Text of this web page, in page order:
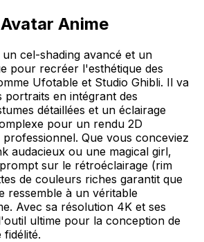
Anime
cel-shading avancé et un
pour recréer l'esthétique des
Ufotable et Studio Ghibli. Il va
portraits en intégrant des
détaillées et un éclairage
pour un rendu 2D
Que vous conceviez
audacieux ou une magical girl,
sur le rétroéclairage (rim
de couleurs riches garantit que
ressemble à un véritable
Avec sa résolution 4K et ses
ultime pour la conception de
fidélité.